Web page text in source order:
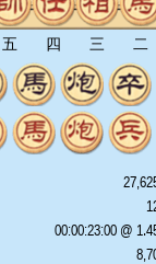
五 四 三 二
00:00:23:00 @